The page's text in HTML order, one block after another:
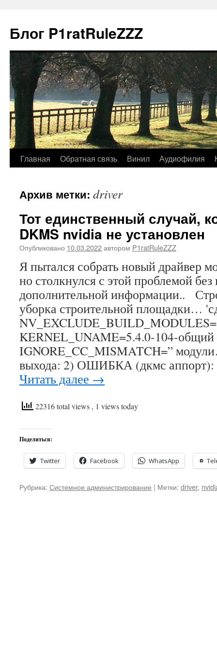
Блог P1ratRuleZZZ
Главная Обратная связь Винил Аудиофилия
Архив метки: driver
Тот единственный случай,
DKMS nvidia не установлен
Опубликовано 10.03.2022автором P1ratRuleZZZ
Я пытался собрать новый драйвер
но столкнулся с этой проблемой
дополнительной информации..
уборка строительной площадки…
KERNEL_UNAME=5.4.0-104-общий
IGNORE_CC_MISMATCH=”
выхода: 2) ОШИБКА (дкмс
Читать далее →
22316 total views , 1 views today
Поделиться:
Twitter Facebook WhatsApp
Рубрика: Системное администрирование | Метки: driver,